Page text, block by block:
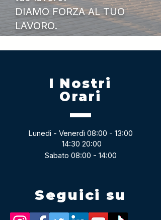
DIAMO FORZA AL TUO
LAVORO.
I Nostri
Orari
Lunedi - Venerdì 08:00 - 13:00
14:30 20:00
Sabato 08:00 - 14:00
Seguici su